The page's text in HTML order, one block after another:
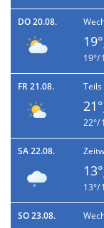
DO 20.08.
19°
19°/
FR 21.08. Teils
21°
22°/
SA 22.08.
13°
13°/
SO 23.08.